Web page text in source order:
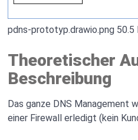
pdns-prototyp.drawio.png 50.5
Theoretischer
Beschreibung
Das ganze DNS Management
einer Firewall erledigt (kein